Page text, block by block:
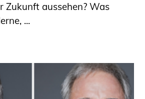
Zukunft aussehen? Was
...